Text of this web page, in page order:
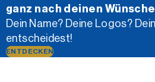
ganz nach deinen
Dein Name? Deine Logos?
entscheidest!
ENTDECKEN